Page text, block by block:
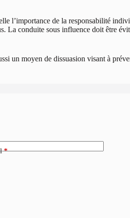
l’importance de la responsabilité
La conduite sous influence doit être
un moyen de dissuasion visant à
*